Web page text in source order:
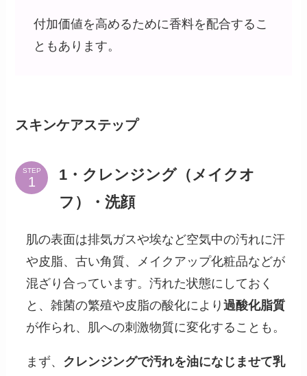
付加価値を高めるために香料を配合するこ
ともあります。
スキンケアステップ
STEP
1・クレンジング（メイクオ
フ）・洗顔
肌の表面は排気ガスや埃など空気中の汚れに汗
や皮脂、古い角質、メイクアップ化粧品などが
混ざり合っています。汚れた状態にしておく
と、雑菌の繁殖や皮脂の酸化により過酸化脂質
が作られ、肌への刺激物質に変化することも。
まず、 クレンジングで汚れを油になじませて乳